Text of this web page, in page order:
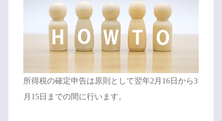
所得税の確定申告は原則として翌年2月16日から3
月15日までの間に行います。